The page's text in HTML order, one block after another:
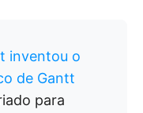
inventou o
de Gantt
para